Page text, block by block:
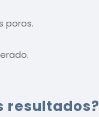
poros.
resultados?